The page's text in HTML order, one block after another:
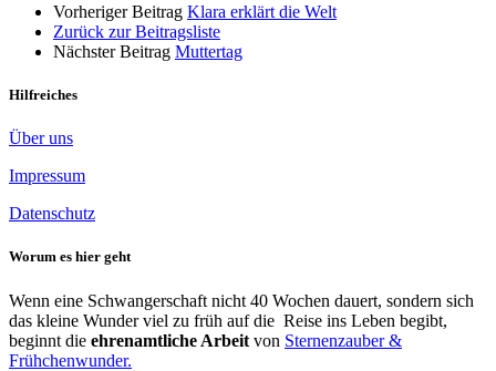
Vorheriger Beitrag Klara erklärt die Welt
Zurück zur Beitragsliste
Nächster Beitrag Muttertag
Hilfreiches
Über uns
Impressum
Datenschutz
Worum es hier geht
Wenn eine Schwangerschaft nicht 40 Wochen dauert, sondern sich
das kleine Wunder viel zu früh auf die Reise ins Leben begibt,
beginnt die ehrenamtliche Arbeit von Sternenzauber &
Frühchenwunder.